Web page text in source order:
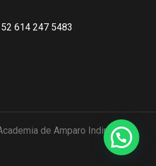
614 247 5483
de Amparo Indirecto